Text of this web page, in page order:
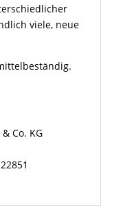
viele, neue
Co. KG